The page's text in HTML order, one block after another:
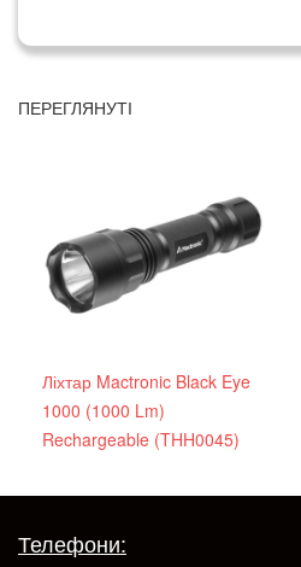
ПЕРЕГЛЯНУТІ
Ліхтар Mactronic Black Eye
1000 (1000 Lm)
Rechargeable (THH0045)
Телефони: